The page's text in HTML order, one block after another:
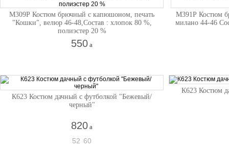
М309Р Костюм брючный с капюшоном, печать
"Кошки", велюр 46-48,Состав : хлопок 80 %,
полиэстер 20 %
550 a
М391Р Костюм
милано 44-46
К623 Костюм дачный с футболкой "Бежевый/
черный"
820 a
52 60
К623 Костюм